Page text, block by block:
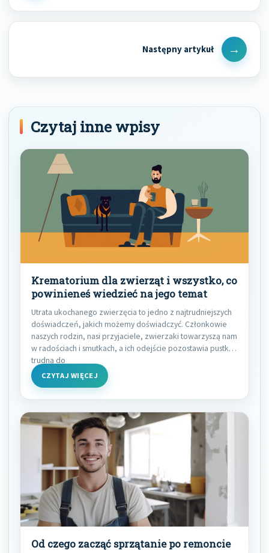
Next
Post
Czytaj inne wpisy
Krematorium dla zwierząt i wszystko, co
powinieneś wiedzieć na jego temat
Utrata ukochanego zwierzęcia to jedno z najtrudniejszych
doświadczeń, jakich możemy doświadczyć. Członkowie
naszych rodzin, nasi przyjaciele, zwierzaki towarzyszą nam
w radościach i smutkach, a ich odejście pozostawia pustkę
trudną do
CZYTAJ WIĘCEJ
Od czego zacząć sprzątanie po remoncie